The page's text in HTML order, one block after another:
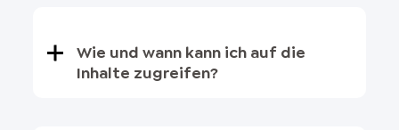
Wie und wann kann ich auf die
Inhalte zugreifen?